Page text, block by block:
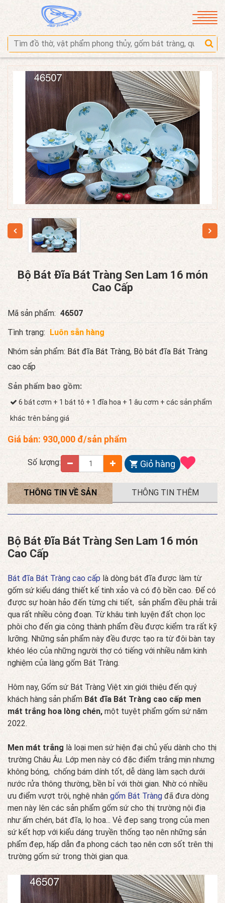
Bộ Bát Đĩa Bát Tràng Sen Lam 16 món
Cao Cấp
Mã sản phẩm: 46507
Tình trạng: Luôn sẵn hàng
Nhóm sản phẩm: Bát đĩa Bát Tràng, Bộ bát đĩa Bát Tràng
cao cấp
Sản phẩm bao gồm:
6 bát cơm + 1 bát tô + 1 đĩa hoa + 1 âu cơm + các sản phẩm
khác trên bảng giá
Giá bán: 930,000 đ/sản phẩm
Số lượng: Giỏ hàng
THÔNG TIN VỀ SẢN
PHẨM
THÔNG TIN THÊM
Bộ Bát Đĩa Bát Tràng Sen Lam 16 món
Cao Cấp
Bát đĩa Bát Tràng cao cấp là dòng bát đĩa được làm từ
gốm sứ kiểu dáng thiết kế tinh xảo và có độ bền cao. Để có
được sự hoàn hảo đến từng chi tiết, sản phẩm đều phải trải
qua rất nhiều công đoạn. Từ khâu tinh luyện đất chọn lọc
phôi cho đến gia công thành phẩm đều được kiểm tra rất kỹ
lưỡng. Những sản phẩm này đều được tạo ra từ đôi bàn tay
khéo léo của những người thợ có tiếng với nhiều năm kinh
nghiệm của làng gốm Bát Tràng.
Hôm nay, Gốm sứ Bát Tràng Việt xin giới thiệu đến quý
khách hàng sản phẩm Bát đĩa Bát Tràng cao cấp men
mát trắng hoa lòng chén, một tuyệt phẩm gốm sứ năm
2022.
Men mát trắng là loại men sứ hiện đại chủ yếu dành cho thị
trường Châu Âu. Lớp men này có đặc điểm trắng mịn nhưng
không bóng, chống bám dính tốt, dễ dàng làm sạch dưới
nước rửa thông thường, bền bỉ với thời gian. Nhờ có nhiều
ưu điểm vượt trội, nghệ nhân gốm Bát Tràng đã đưa dòng
men này lên các sản phẩm gốm sứ cho thị trường nội địa
như ấm chén, bát đĩa, lọ hoa... Vẻ đep sang trọng của men
sứ kết hợp với kiểu dáng truyền thống tạo nên những sản
phẩm đẹp, hấp dẫn đa phong cách tạo nên cơn sốt trên thị
trường gốm sứ trong thời gian qua.